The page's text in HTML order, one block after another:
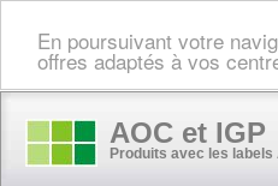
En poursuivant votre
offres adaptés à vos
AOC et IGP
Produits avec les labels